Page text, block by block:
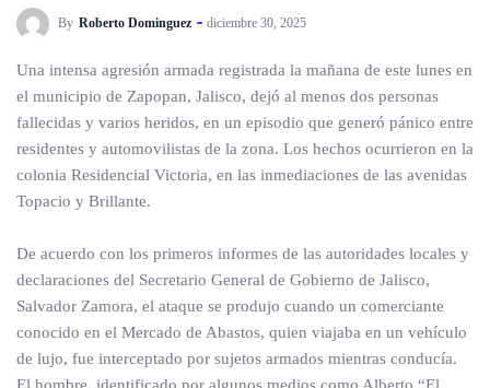
By Roberto Dominguez diciembre 30, 2025
Una intensa agresión armada registrada la mañana de este lunes en
el municipio de Zapopan, Jalisco, dejó al menos dos personas
fallecidas y varios heridos, en un episodio que generó pánico entre
residentes y automovilistas de la zona. Los hechos ocurrieron en la
colonia Residencial Victoria, en las inmediaciones de las avenidas
Topacio y Brillante.
De acuerdo con los primeros informes de las autoridades locales y
declaraciones del Secretario General de Gobierno de Jalisco,
Salvador Zamora, el ataque se produjo cuando un comerciante
conocido en el Mercado de Abastos, quien viajaba en un vehículo
de lujo, fue interceptado por sujetos armados mientras conducía.